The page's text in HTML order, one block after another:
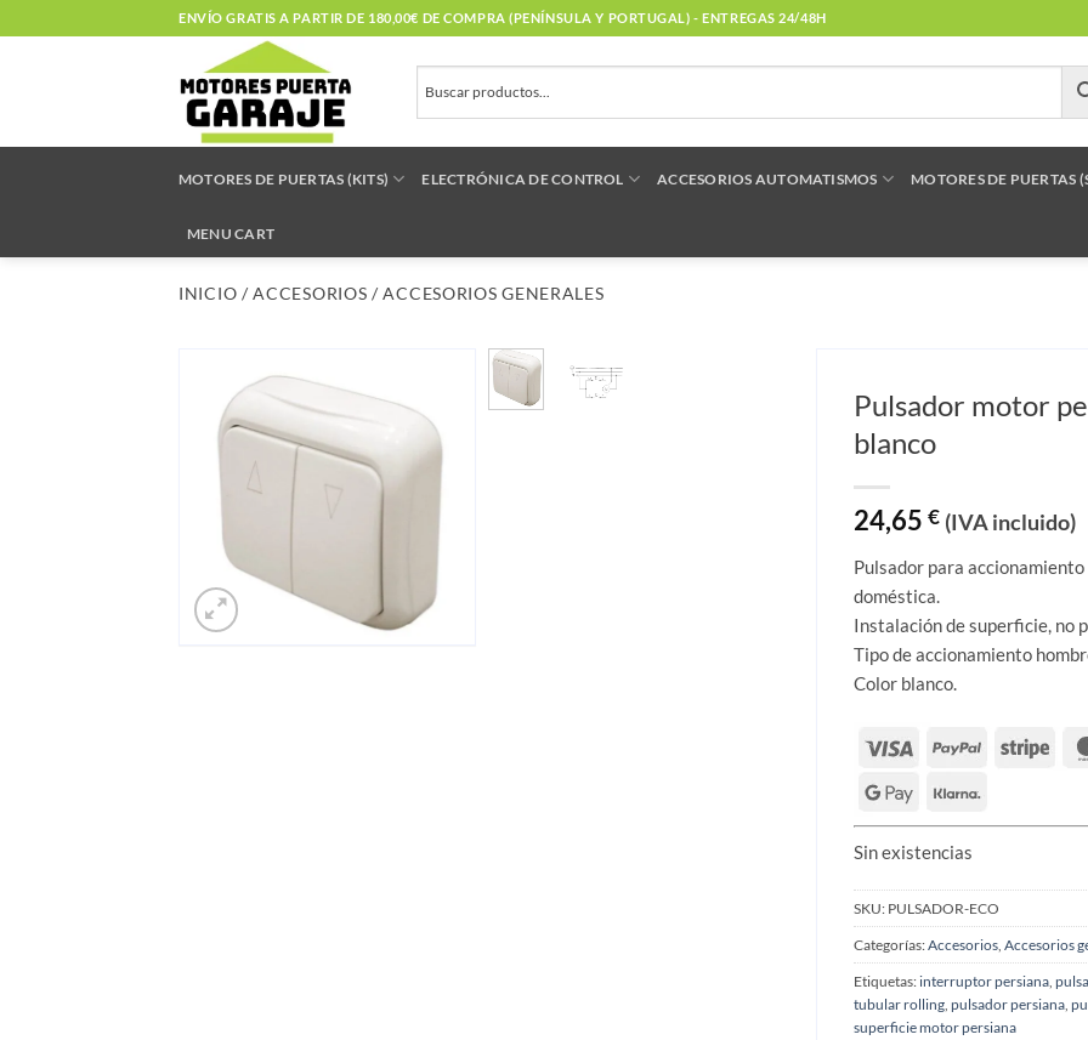
al
ENVÍO GRATIS A PARTIR DE 180,00€ DE COMPRA (PENÍNSULA Y PORTUGAL) - ENTREGAS 24/48H
MOTORES DE PUERTAS (KITS) ELECTRÓNICA DE CONTROL ACCESORIOS AUTOMATISMOS MOTORES DE PUERTAS
MENU CART
INICIO / ACCESORIOS / ACCESORIOS GENERALES
Pulsador motor
blanco
24,65 € (IVA incluido)
Pulsador para
doméstica.
Instalación de superficie, no
Tipo de accionamiento
Color blanco.
Sin existencias
SKU: PULSADOR-ECO
Categorías:Accesorios, Accesorios
Etiquetas: interruptor persiana,
tubular rolling, pulsador persiana,
superficie motor persiana